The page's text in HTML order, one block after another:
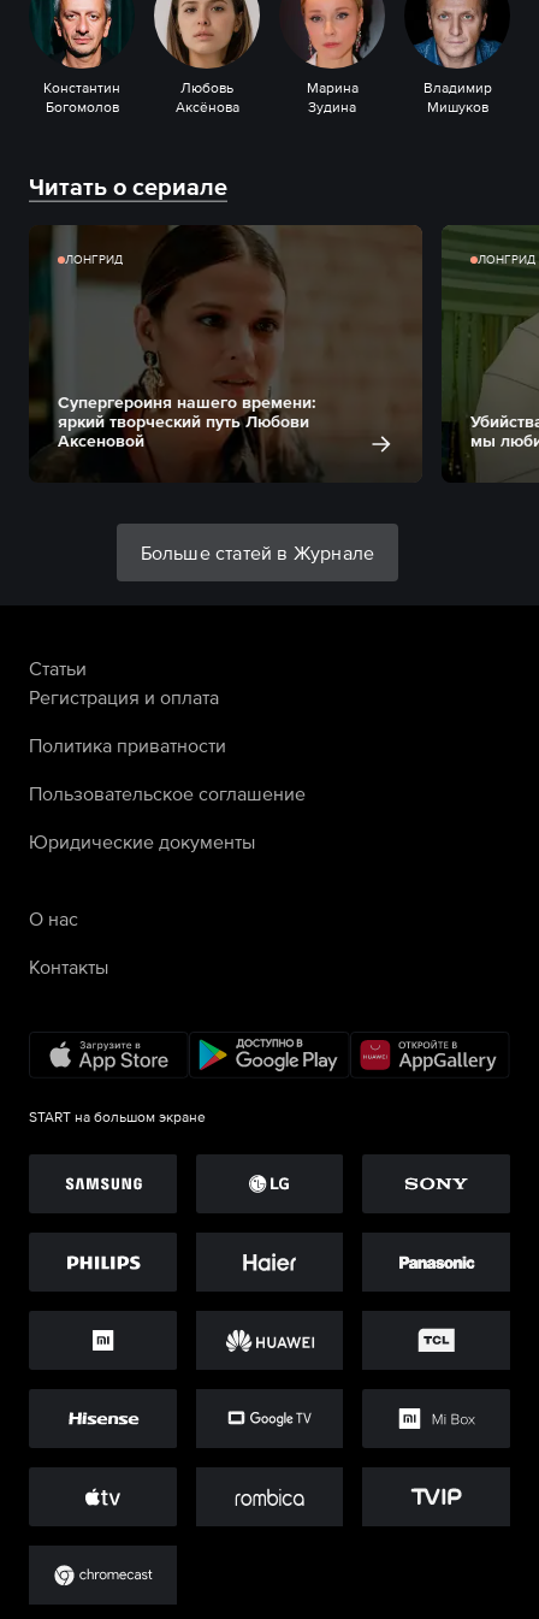
Константин
Богомолов
Любовь
Аксёнова
Марина
Зудина
Владимир
Мишуков
Читать о сериале
ЛОНГРИД
Супергероиня нашего времени:
яркий творческий путь Любови
Аксеновой
ЛОНГРИД
мы
Больше статей в Журнале
Статьи
Регистрация и оплата
Политика приватности
Пользовательское соглашение
Юридические документы
О нас
Контакты
START на большом экране